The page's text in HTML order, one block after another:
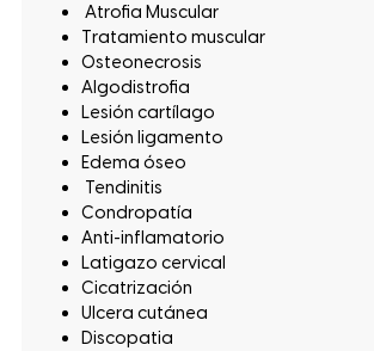
Atrofia Muscular
Tratamiento muscular
Osteonecrosis
Algodistrofia
Lesión cartílago
Lesión ligamento
Edema óseo
Tendinitis
Condropatía
Anti-inflamatorio
Latigazo cervical
Cicatrización
Ulcera cutánea
Discopatia